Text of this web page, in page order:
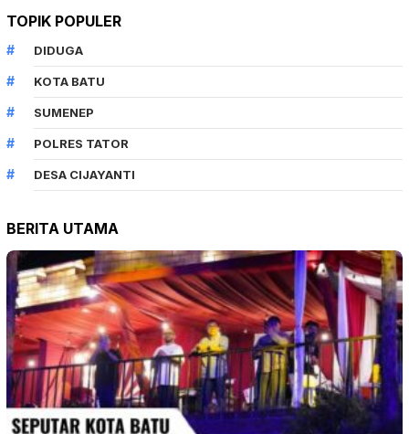
TOPIK POPULER
DIDUGA
KOTA BATU
SUMENEP
POLRES TATOR
DESA CIJAYANTI
BERITA UTAMA